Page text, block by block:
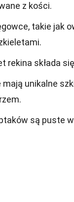
z kości.
takie jak
rekina składa
mają unikalne
są puste